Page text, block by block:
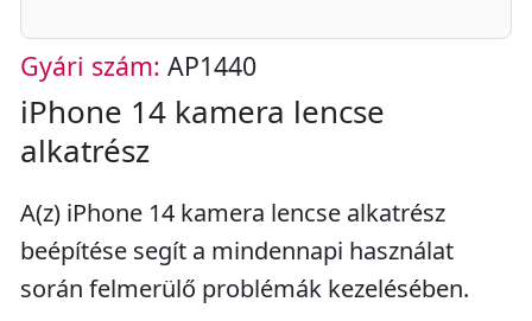
Gyári szám: AP1440
iPhone 14 kamera lencse
alkatrész
A(z) iPhone 14 kamera lencse alkatrész
beépítése segít a mindennapi használat
során felmerülő problémák kezelésében.